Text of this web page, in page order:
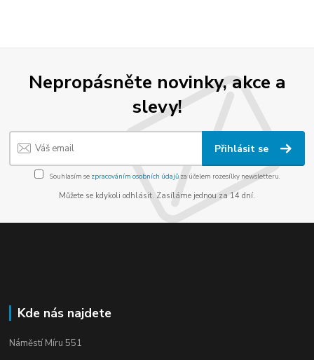
Nepropásněte novinky, akce a
slevy!
Přihlásit se
Souhlasím se zpracováním osobních údajůza účelem rozesílky newsletteru.
Můžete se kdykoli odhlásit. Zasíláme jednou za 14 dní.
Kde nás najdete
Náměstí Míru 551